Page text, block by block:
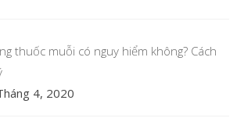
thuốc muỗi có nguy hiểm không? Cách
4, 2020